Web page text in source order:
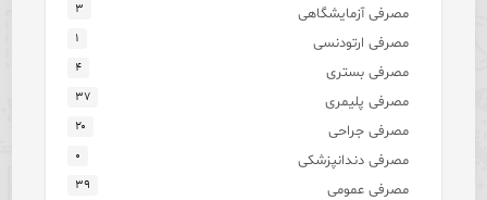
مصرفی آزمایشگاهی ۳
مصرفی ارتودنسی ۱
مصرفی بستری ۴
مصرفی پلیمری ۳۷
مصرفی جراحی ۲۰
مصرفی دندانپزشکی ۰
مصرفی عمومی ۳۹